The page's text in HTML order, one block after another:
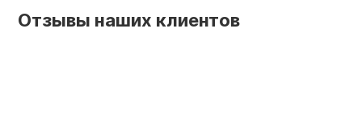
Отзывы наших клиентов